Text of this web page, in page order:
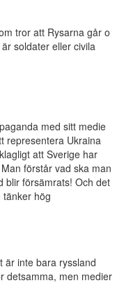
tror att Rysarna går o
soldater eller civila
med sitt medie
representera Ukraina
att Sverige har
förstår vad ska man
blir försämrats! Och det
tänker hög
inte bara ryssland
detsamma, men medier